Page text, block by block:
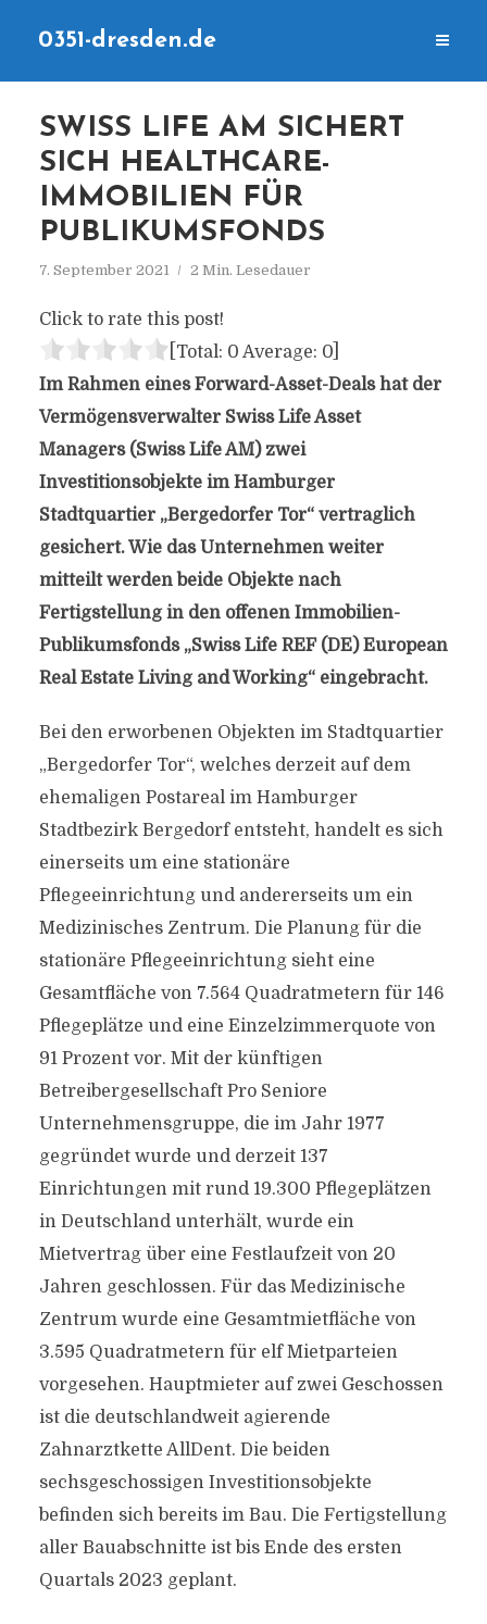
0351-dresden.de
SWISS LIFE AM SICHERT
SICH HEALTHCARE-
IMMOBILIEN FÜR
PUBLIKUMSFONDS
7. September 2021 2 Min. Lesedauer
Click to rate this post!
[Total: 0 Average: 0]
Im Rahmen eines Forward-Asset-Deals hat der
Vermögensverwalter Swiss Life Asset
Managers (Swiss Life AM) zwei
Investitionsobjekte im Hamburger
Stadtquartier „Bergedorfer Tor“ vertraglich
gesichert. Wie das Unternehmen weiter
mitteilt werden beide Objekte nach
Fertigstellung in den offenen Immobilien-
Publikumsfonds „Swiss Life REF (DE) European
Real Estate Living and Working“ eingebracht.
Bei den erworbenen Objekten im Stadtquartier
„Bergedorfer Tor“, welches derzeit auf dem
ehemaligen Postareal im Hamburger
Stadtbezirk Bergedorf entsteht, handelt es sich
einerseits um eine stationäre
Pflegeeinrichtung und andererseits um ein
Medizinisches Zentrum. Die Planung für die
stationäre Pflegeeinrichtung sieht eine
Gesamtfläche von 7.564 Quadratmetern für 146
Pflegeplätze und eine Einzelzimmerquote von
91 Prozent vor. Mit der künftigen
Betreibergesellschaft Pro Seniore
Unternehmensgruppe, die im Jahr 1977
gegründet wurde und derzeit 137
Einrichtungen mit rund 19.300 Pflegeplätzen
in Deutschland unterhält, wurde ein
Mietvertrag über eine Festlaufzeit von 20
Jahren geschlossen. Für das Medizinische
Zentrum wurde eine Gesamtmietfläche von
3.595 Quadratmetern für elf Mietparteien
vorgesehen. Hauptmieter auf zwei Geschossen
ist die deutschlandweit agierende
Zahnarztkette AllDent. Die beiden
sechsgeschossigen Investitionsobjekte
befinden sich bereits im Bau. Die Fertigstellung
aller Bauabschnitte ist bis Ende des ersten
Quartals 2023 geplant.